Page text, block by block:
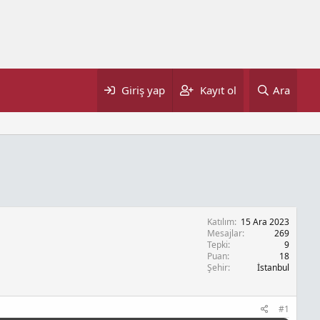
Giriş yap Kayıt ol Ara
Katılım 15 Ara 2023
Mesajlar
269
Tepki
9
Puan
18
Şehir
İstanbul
#1